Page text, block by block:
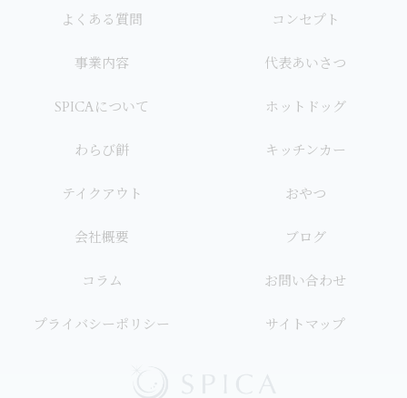
よくある質問 コンセプト
事業内容 代表あいさつ
SPICAについて ホットドッグ
わらび餅 キッチンカー
テイクアウト おやつ
会社概要 ブログ
コラム お問い合わせ
プライバシーポリシー サイトマップ